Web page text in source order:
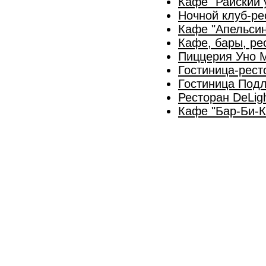
Ночной клуб-
Кафе
Кафе, бары,
Пиццерия Уно
Гостиница-
Гостиница
Ресторан
Кафе "Бар-Би-